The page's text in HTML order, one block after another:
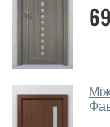
Каркас
євробрусу
накладками
МДФ, вся
надійною.